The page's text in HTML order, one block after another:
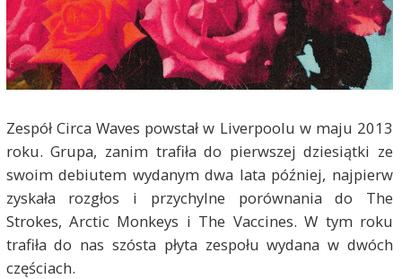
Zespół Circa Waves powstał w Liverpoolu w maju 2013
roku. Grupa, zanim trafiła do pierwszej dziesiątki ze
swoim debiutem wydanym dwa lata później, najpierw
zyskała rozgłos i przychylne porównania do The
Strokes, Arctic Monkeys i The Vaccines. W tym roku
trafiła do nas szósta płyta zespołu wydana w dwóch
częściach.